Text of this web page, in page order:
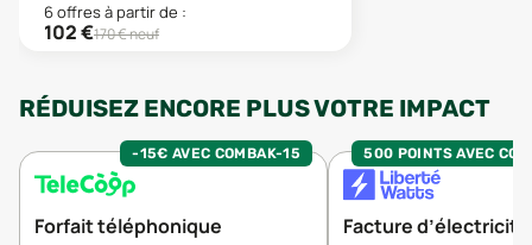
6offresà partir de :
102€170€ neuf
RÉDUISEZ ENCORE PLUS VOTRE IMPACT
-15€ AVEC COMBAK-15
Forfait téléphonique
500 POINTS AVEC
Facture d’électricité